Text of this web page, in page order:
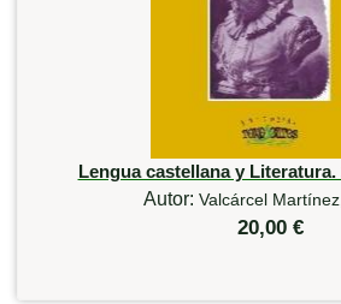
Lengua castellana y Literatura.
Autor: Valcárcel
20,00 €